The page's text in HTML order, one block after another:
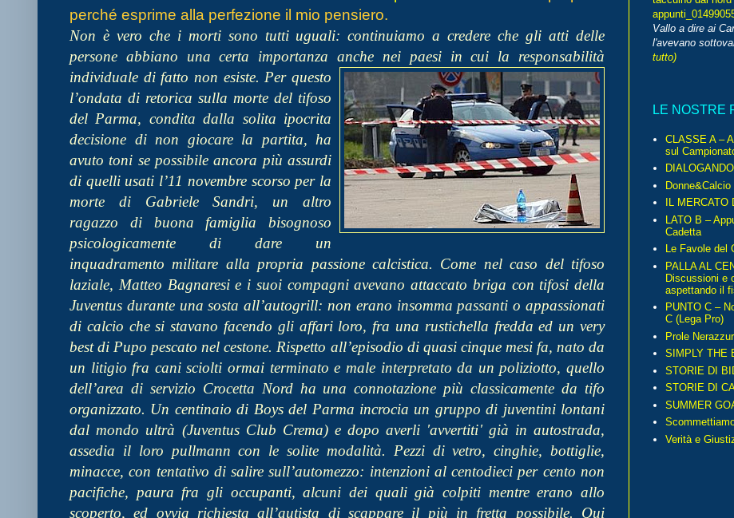
perché esprime alla perfezione il mio pensiero.
Non è vero che i morti sono tutti uguali: continuiamo a credere che gli atti delle
persone abbiano una certa importanza anche nei paesi in cui la responsabilità
individuale di fatto non esiste. Per questo
l’ondata di retorica sulla morte del tifoso
del Parma, condita dalla solita ipocrita
decisione di non giocare la partita, ha
avuto toni se possibile ancora più assurdi
di quelli usati l’11 novembre scorso per la
morte di Gabriele Sandri, un altro
ragazzo di buona famiglia bisognoso
psicologicamente di dare un
inquadramento militare alla propria passione calcistica. Come nel caso del tifoso
laziale, Matteo Bagnaresi e i suoi compagni avevano attaccato briga con tifosi della
Juventus durante una sosta all’autogrill: non erano insomma passanti o appassionati
di calcio che si stavano facendo gli affari loro, fra una rustichella fredda ed un very
best di Pupo pescato nel cestone. Rispetto all’episodio di quasi cinque mesi fa, nato da
un litigio fra cani sciolti ormai terminato e male interpretato da un poliziotto, quello
dell’area di servizio Crocetta Nord ha una connotazione più classicamente da tifo
organizzato. Un centinaio di Boys del Parma incrocia un gruppo di juventini lontani
dal mondo ultrà (Juventus Club Crema) e dopo averli 'avvertiti' già in autostrada,
assedia il loro pullmann con le solite modalità. Pezzi di vetro, cinghie, bottiglie,
minacce, con tentativo di salire sull’automezzo: intenzioni al centodieci per cento non
pacifiche, paura fra gli occupanti, alcuni dei quali già colpiti mentre erano allo
scoperto, ed ovvia richiesta all’autista di scappare il più in fretta possibile. Qui
Vallo a dire ai
l'avevano
tutto)
LE NOSTRE
CLASSE A –
sul
Donne&Calcio
IL
LATO B –
Cadetta
Le Favole del
PALLA AL
Discussioni e
aspettando il
PUNTO C –
C (Lega Pro)
Prole
SIMPLY THE
STORIE DI
STORIE DI
SUMMER
Verità e